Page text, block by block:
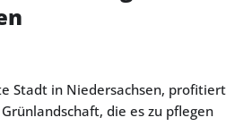
Stadt in Niedersachsen, profitiert
die es zu pflegen